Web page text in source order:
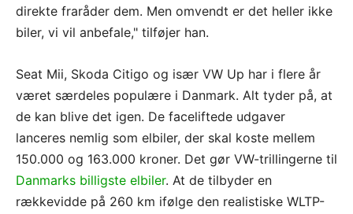
direkte fraråder dem. Men omvendt er det heller ikke
biler, vi vil anbefale," tilføjer han.
Seat Mii, Skoda Citigo og især VW Up har i flere år
været særdeles populære i Danmark. Alt tyder på, at
de kan blive det igen. De faceliftede udgaver
lanceres nemlig som elbiler, der skal koste mellem
150.000 og 163.000 kroner. Det gør VW-trillingerne til
Danmarks billigste elbiler. At de tilbyder en
rækkevidde på 260 km ifølge den realistiske WLTP-